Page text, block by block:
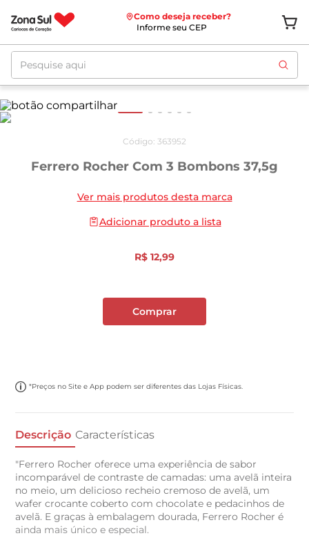
Como deseja receber?
Informe seu CEP
Pesquise aqui
Código: 363952
Ferrero Rocher Com 3 Bombons 37,5g
Ver mais produtos desta marca
Adicionar produto a lista
R$ 12,99
Comprar
*Preços no Site e App podem ser diferentes das Lojas Físicas.
Descrição Características
"Ferrero Rocher oferece uma experiência de sabor
incomparável de contraste de camadas: uma avelã inteira
no meio, um delicioso recheio cremoso de avelã, um
wafer crocante coberto com chocolate e pedacinhos de
avelã. E graças à embalagem dourada, Ferrero Rocher é
ainda mais único e especial.